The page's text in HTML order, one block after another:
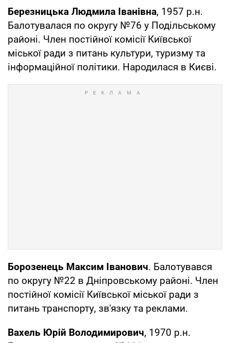
Березницька Людмила Іванівна, 1957 р.н.
Балотувалася по округу №76 у Подільському
районі. Член постійної комісії Київської
міської ради з питань культури, туризму та
інформаційної політики. Народилася в Києві.
Борозенець Максим Іванович. Балотувався
по округу №22 в Дніпровському районі. Член
постійної комісії Київської міської ради з
питань транспорту, зв'язку та реклами.
Вахель Юрій Володимирович, 1970 р.н.